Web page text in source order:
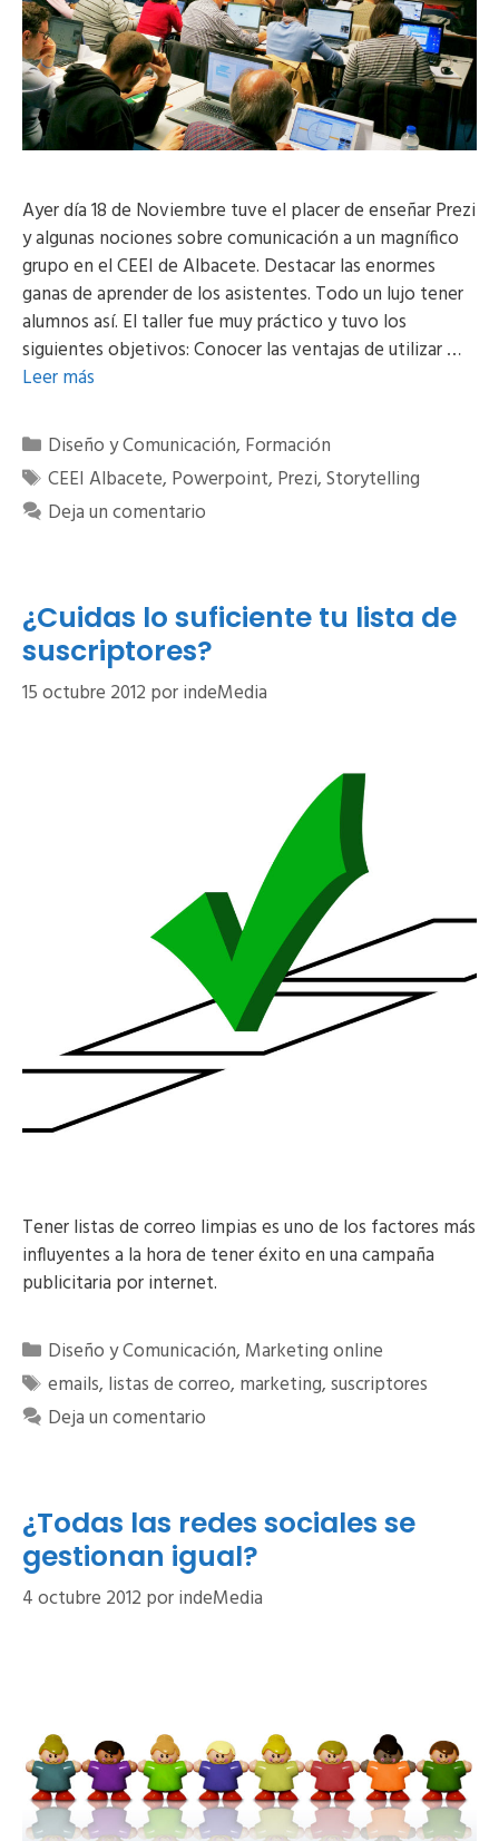
Ayer día 18 de Noviembre tuve el placer de enseñar Prezi
y algunas nociones sobre comunicación a un magnífico
grupo en el CEEI de Albacete. Destacar las enormes
ganas de aprender de los asistentes. Todo un lujo tener
alumnos así. El taller fue muy práctico y tuvo los
siguientes objetivos: Conocer las ventajas de utilizar …
Leer más
Categorías
Diseño y Comunicación, Formación
Etiquetas
CEEI Albacete, Powerpoint, Prezi,Storytelling
Deja un comentario
¿Cuidas lo suficiente tu lista de
suscriptores?
15 octubre 2012 porindeMedia
Tener listas de correo limpias es uno de los factores más
influyentes a la hora de tener éxito en una campaña
publicitaria por internet.
Categorías
Diseño y Comunicación, Marketing online
Etiquetas
emails, listas de correo, marketing,suscriptores
Deja un comentario
¿Todas las redes sociales se
gestionan igual?
4 octubre 2012 porindeMedia